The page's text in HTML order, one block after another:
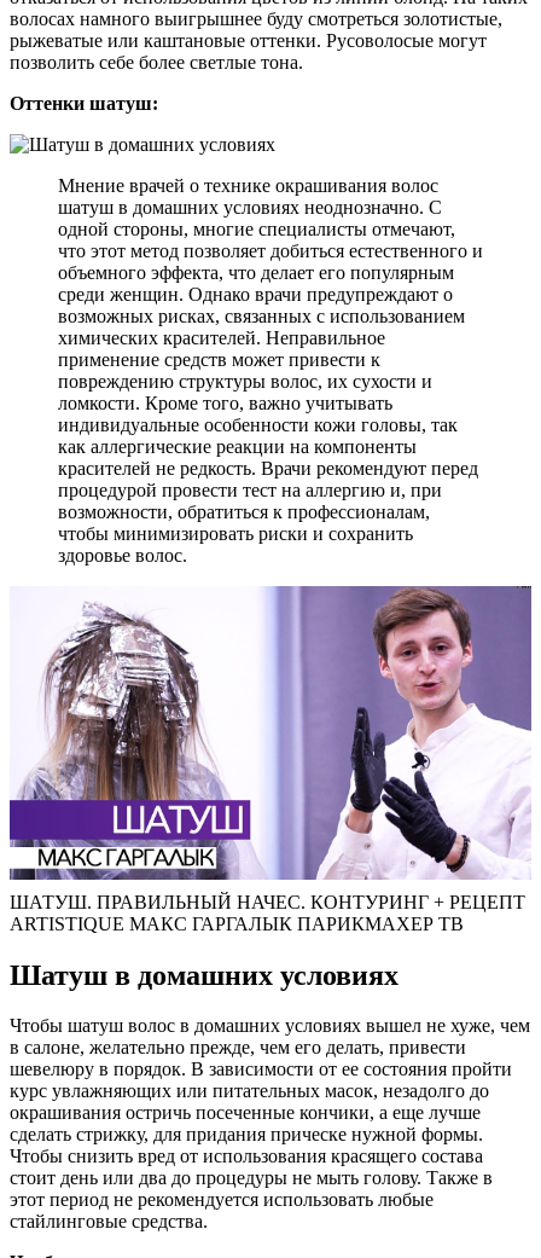
волосах намного выигрышнее буду смотреться золотистые,
рыжеватые или каштановые оттенки. Русоволосые могут
позволить себе более светлые тона.
Оттенки шатуш:
Мнение врачей о технике окрашивания волос
шатуш в домашних условиях неоднозначно. С
одной стороны, многие специалисты отмечают,
что этот метод позволяет добиться естественного и
объемного эффекта, что делает его популярным
среди женщин. Однако врачи предупреждают о
возможных рисках, связанных с использованием
химических красителей. Неправильное
применение средств может привести к
повреждению структуры волос, их сухости и
ломкости. Кроме того, важно учитывать
индивидуальные особенности кожи головы, так
как аллергические реакции на компоненты
красителей не редкость. Врачи рекомендуют перед
процедурой провести тест на аллергию и, при
возможности, обратиться к профессионалам,
чтобы минимизировать риски и сохранить
здоровье волос.
ШАТУШ. ПРАВИЛЬНЫЙ НАЧЕС. КОНТУРИНГ + РЕЦЕПТ
ARTISTIQUE МАКС ГАРГАЛЫК ПАРИКМАХЕР ТВ
Шатуш в домашних условиях
Чтобы шатуш волос в домашних условиях вышел не хуже, чем
в салоне, желательно прежде, чем его делать, привести
шевелюру в порядок. В зависимости от ее состояния пройти
курс увлажняющих или питательных масок, незадолго до
окрашивания остричь посеченные кончики, а еще лучше
сделать стрижку, для придания прическе нужной формы.
Чтобы снизить вред от использования красящего состава
стоит день или два до процедуры не мыть голову. Также в
этот период не рекомендуется использовать любые
стайлинговые средства.